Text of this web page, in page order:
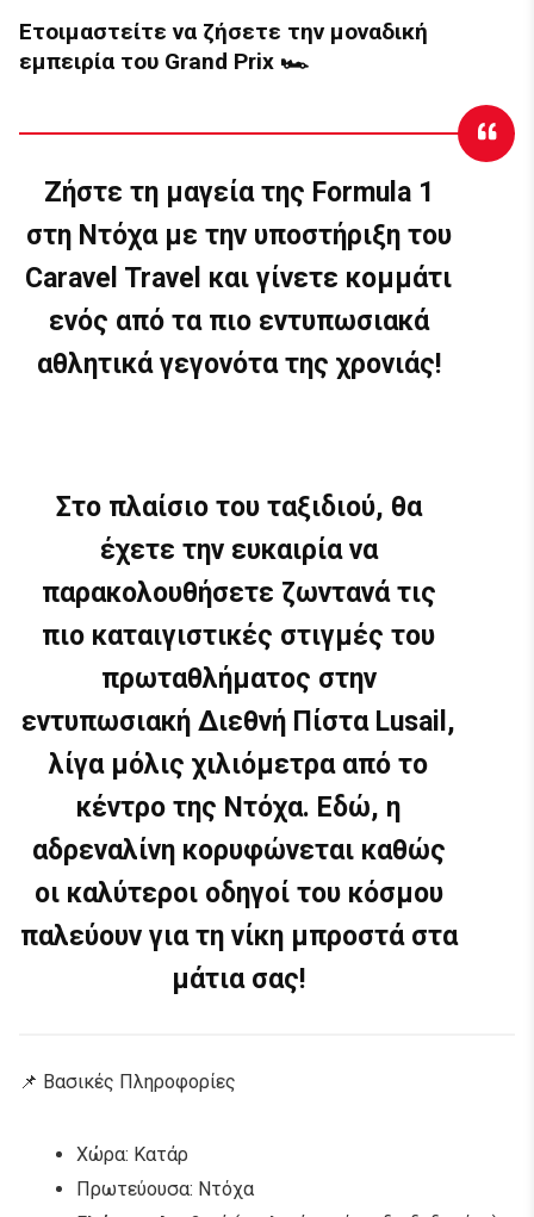
Ετοιμαστείτε να ζήσετε την μοναδική
εμπειρία του Grand Prix 🏎️
Ζήστε τη μαγεία της Formula 1
στη Ντόχα με την υποστήριξη του
Caravel Travel και γίνετε κομμάτι
ενός από τα πιο εντυπωσιακά
αθλητικά γεγονότα της χρονιάς!
Στο πλαίσιο του ταξιδιού, θα
έχετε την ευκαιρία να
παρακολουθήσετε ζωντανά τις
πιο καταιγιστικές στιγμές του
πρωταθλήματος στην
εντυπωσιακή Διεθνή Πίστα Lusail,
λίγα μόλις χιλιόμετρα από το
κέντρο της Ντόχα. Εδώ, η
αδρεναλίνη κορυφώνεται καθώς
οι καλύτεροι οδηγοί του κόσμου
παλεύουν για τη νίκη μπροστά στα
μάτια σας!
📌 Βασικές Πληροφορίες
Χώρα: Κατάρ
Πρωτεύουσα: Ντόχα